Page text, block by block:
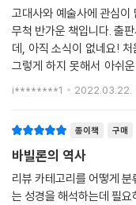
고대사와 예술사에 관심이
무척 반가운 책입니다. 출
데, 아직 소식이 없네요!
그렇게 하지 못해서 아쉬
보려고 합니다... 하지만 이
i********1 2022.03.22.
종이책 구매
바빌론의 역사
리뷰 카테고리를 어떻게
는 성경을 해석하는데 필